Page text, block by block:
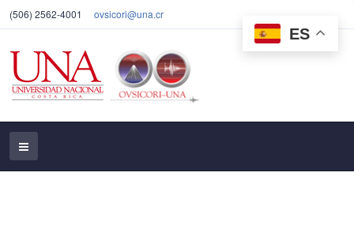
(506) 2562-4001 ovsicori@una.cr
ES